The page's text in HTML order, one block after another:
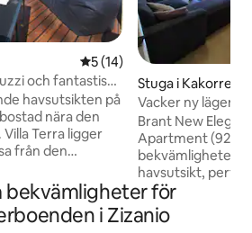
5 av 5 i genomsnittligt
5 (14)
och fantastisk
havsutsikten på
nära den
Terra ligger
från den
Finikounta, och
Utforska
med den
Stuga i
Vacker ny
havsutsikt
Brant New
Apartment
bekvämligheter
havsutsikt,
njuter av naturen
avkopplande
från stränder,
bekvämligheter för
i Zizanio